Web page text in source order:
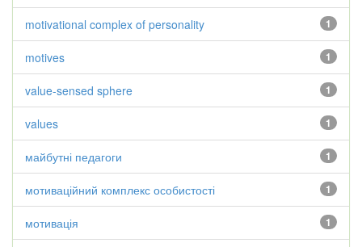
1
motivational complex of personality
1
motives
1
value-sensed sphere
1
values
1
майбутні педагоги
1
мотиваційний комплекс особистості
1
мотивація